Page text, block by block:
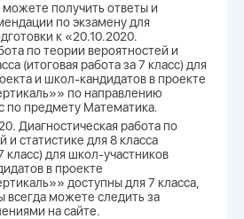
получить ответы и
по экзамену для
к «20.10.2020.
по теории вероятностей и
(итоговая работа за 7 класс) для
и школ-кандидатов в проекте
по направлению
по предмету Математика.
Диагностическая работа по
и статистике для 8 класса
класс) для школ-участников
в проекте
доступны для 7 класса,
всегда можете следить за
на сайте.